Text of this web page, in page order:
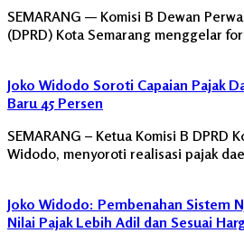
SEMARANG — Komisi B Dewan
(DPRD) Kota Semarang menggelar
Joko Widodo Soroti Capaian Pajak
Baru 45 Persen
SEMARANG – Ketua Komisi B DPRD
Widodo, menyoroti realisasi pajak
Joko Widodo: Pembenahan Sistem
Nilai Pajak Lebih Adil dan Sesuai